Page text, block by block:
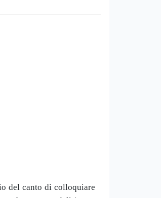
del canto di colloquiare